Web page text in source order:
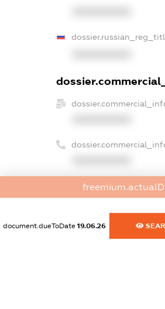
document.dueToDate 19.06.26